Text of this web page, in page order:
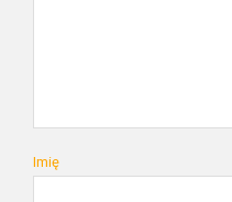
Imię